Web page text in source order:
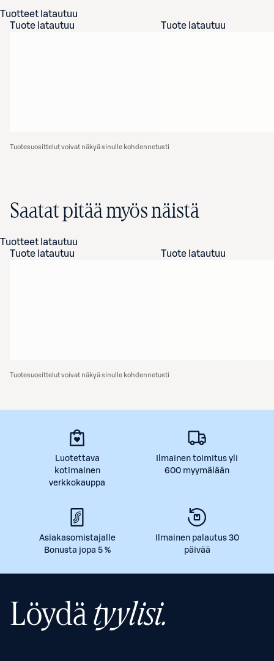
Tuotteet latautuu
Tuote latautuu
Tuote latautuu
Tuotesuosittelut voivat näkyä sinulle kohdennetusti
Saatat pitää myös näistä
Tuotteet latautuu
Tuote latautuu
Tuote latautuu
Tuotesuosittelut voivat näkyä sinulle kohdennetusti
Luotettava
kotimainen
verkkokauppa
Ilmainen toimitus yli
600 myymälään
Asiakasomistajalle
Bonusta jopa 5 %
Ilmainen palautus 30
päivää
Löydätyylisi.